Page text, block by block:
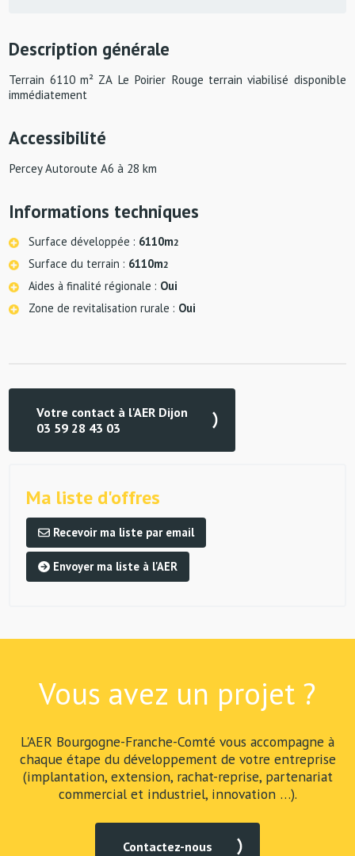
Description générale
Terrain 6110 m² ZA Le Poirier Rouge terrain viabilisé disponible
immédiatement
Accessibilité
Percey Autoroute A6 à 28 km
Informations techniques
Surface développée : 6110m2
Surface du terrain : 6110m2
Aides à finalité régionale : Oui
Zone de revitalisation rurale : Oui
Votre contact à l'AER Dijon
03 59 28 43 03
Ma liste d'offres
Recevoir ma liste par email
Envoyer ma liste à l'AER
Vous avez un projet ?
L'AER Bourgogne-Franche-Comté vous accompagne à
chaque étape du développement de votre entreprise
(implantation, extension, rachat-reprise, partenariat
commercial et industriel, innovation …).
Contactez-nous